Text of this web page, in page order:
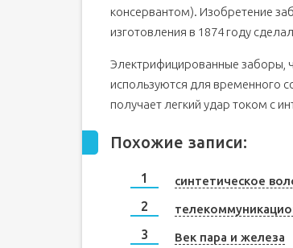
консервантом). Изобретение
изготовления в 1874 году
Электрифицированные заборы,
используются для временного
получает легкий удар током с
Похожие записи:
синтетическое
Век пара и железа